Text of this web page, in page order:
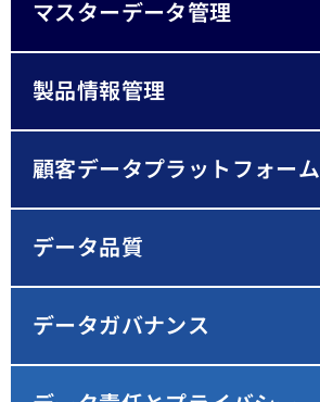
マスターデータ管理
製品情報管理
顧客データプラットフォーム
データ品質
データガバナンス